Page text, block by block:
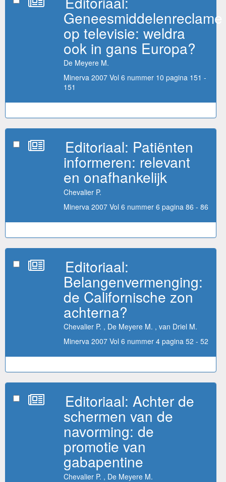
Geneesmiddelenreclame
op televisie: weldra
ook in gans Europa?
De Meyere M.
Minerva 2007 Vol 6 nummer 10 pagina 151 -
151
Editoriaal: Patiënten
informeren: relevant
en onafhankelijk
Chevalier P.
Minerva 2007 Vol 6 nummer 6 pagina 86 - 86
Editoriaal:
Belangenvermenging:
de Californische zon
achterna?
Chevalier P. , De Meyere M. , van Driel M.
Minerva 2007 Vol 6 nummer 4 pagina 52 - 52
Editoriaal: Achter de
schermen van de
navorming: de
promotie van
gabapentine
Chevalier P. , De Meyere M.